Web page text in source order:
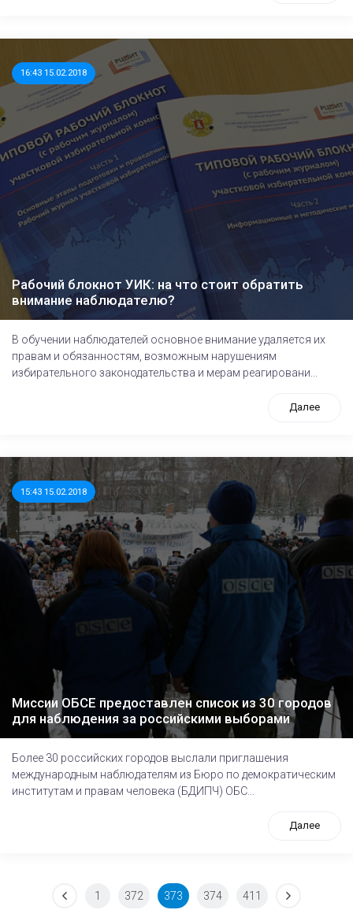
16:43 15.02.2018
Рабочий блокнот УИК: на что стоит обратить
внимание наблюдателю?
В обучении наблюдателей основное внимание удаляется их
правам и обязанностям, возможным нарушениям
избирательного законодательства и мерам реагировани...
Далее
15:43 15.02.2018
Миссии ОБСЕ предоставлен список из 30 городов
для наблюдения за российскими выборами
Более 30 российских городов выслали приглашения
международным наблюдателям из Бюро по демократическим
институтам и правам человека (БДИПЧ) ОБС...
Далее
1 372 373 374 411